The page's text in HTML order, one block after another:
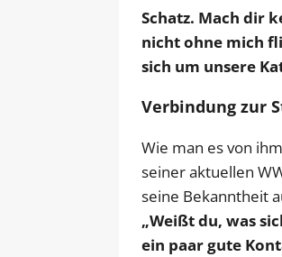
Schatz. Mach dir
nicht ohne mich
sich um unsere
Verbindung zur
Wie man es von
seiner aktuellen
seine Bekanntheit
„Weißt du, was
ein paar gute